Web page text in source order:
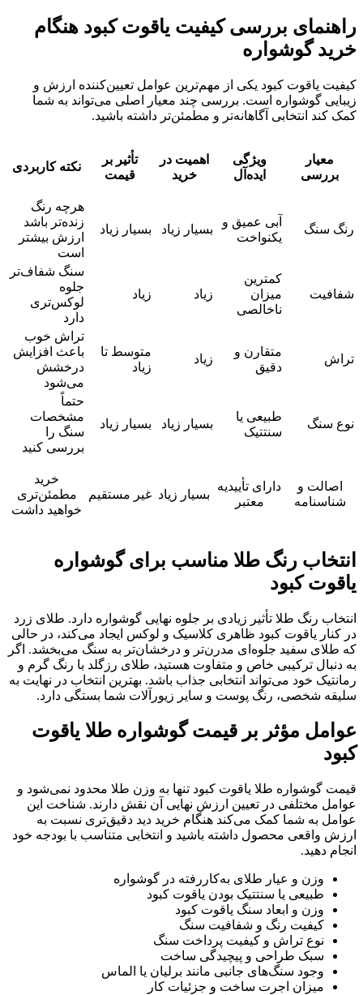
راهنمای بررسی کیفیت یاقوت کبود هنگام
خرید گوشواره
کیفیت یاقوت کبود یکی از مهم‌ترین عوامل تعیین‌کننده ارزش و
زیبایی گوشواره است. بررسی چند معیار اصلی می‌تواند به شما
کمک کند انتخابی آگاهانه‌تر و مطمئن‌تر داشته باشید.
معیار
بررسی
ویژگی
ایده‌آل
اهمیت در
خرید
تأثیر بر
قیمت
نکته کاربردی
رنگ سنگ
آبی عمیق و
یکنواخت
بسیار زیاد بسیار زیاد
هرچه رنگ
زنده‌تر باشد
ارزش بیشتر
است
شفافیت
کمترین
میزان
ناخالصی
زیاد زیاد
سنگ شفاف‌تر
جلوه
لوکس‌تری
دارد
تراش
متقارن و
دقیق
زیاد
متوسط تا
زیاد
تراش خوب
باعث افزایش
درخشش
می‌شود
نوع سنگ
طبیعی یا
سنتتیک
بسیار زیاد بسیار زیاد
حتماً
مشخصات
سنگ را
بررسی کنید
اصالت و
شناسنامه
دارای تأییدیه
معتبر
بسیار زیاد غیر مستقیم
خرید
مطمئن‌تری
خواهید داشت
انتخاب رنگ طلا مناسب برای گوشواره
یاقوت کبود
انتخاب رنگ طلا تأثیر زیادی بر جلوه نهایی گوشواره دارد. طلای زرد
در کنار یاقوت کبود ظاهری کلاسیک و لوکس ایجاد می‌کند، در حالی
که طلای سفید جلوه‌ای مدرن‌تر و درخشان‌تر به سنگ می‌بخشد. اگر
به دنبال ترکیبی خاص و متفاوت هستید، طلای رزگلد با رنگ گرم و
رمانتیک خود می‌تواند انتخابی جذاب باشد. بهترین انتخاب در نهایت به
سلیقه شخصی، رنگ پوست و سایر زیورآلات شما بستگی دارد.
عوامل مؤثر بر قیمت گوشواره طلا یاقوت
کبود
قیمت گوشواره طلا یاقوت کبود تنها به وزن طلا محدود نمی‌شود و
عوامل مختلفی در تعیین ارزش نهایی آن نقش دارند. شناخت این
عوامل به شما کمک می‌کند هنگام خرید دید دقیق‌تری نسبت به
ارزش واقعی محصول داشته باشید و انتخابی متناسب با بودجه خود
انجام دهید.
وزن و عیار طلای به‌کاررفته در گوشواره
طبیعی یا سنتتیک بودن یاقوت کبود
وزن و ابعاد سنگ یاقوت کبود
کیفیت رنگ و شفافیت سنگ
نوع تراش و کیفیت پرداخت سنگ
سبک طراحی و پیچیدگی ساخت
وجود سنگ‌های جانبی مانند برلیان یا الماس
میزان اجرت ساخت و جزئیات کار